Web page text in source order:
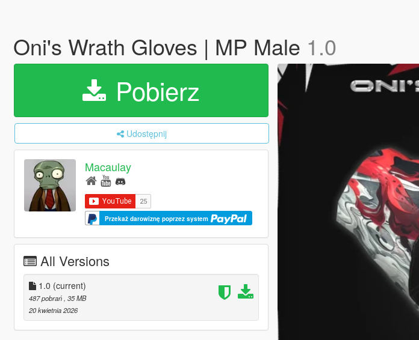
Oni's Wrath Gloves | MP Male 1.0
Pobierz
Udostępnij
Macaulay
Przekaż darowiznę poprzez system
All Versions
1.0 (current)
487 pobrań , 35 MB
20 kwietnia 2026